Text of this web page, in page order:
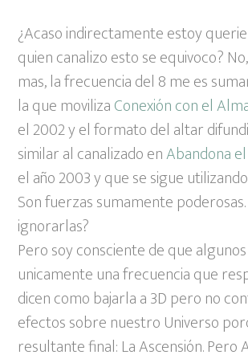
¿Acaso indirectamente estoy
quien canalizo esto se equivoco?
mas, la frecuencia del 8 me es
la que movilizaConexión con el
el 2002 y el formato del altar
similar al canalizado enAbandona
el año 2003 y que se sigue
Son fuerzas sumamente poderosas.
ignorarlas?
Pero soy consciente de que
unicamente una frecuencia que
dicen como bajarla a 3D pero no
efectos sobre nuestro Universo
resultante final: La Ascensión. Pero